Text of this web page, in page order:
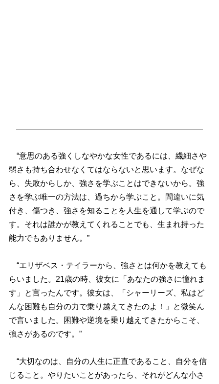
“意思のある強くしなやかな女性であるには、繊細さ
弱さも持ち合わせなくてはならないと思います。なぜな
ら、失敗からしか、強さを学ぶことはできないから。強
さを学ぶ唯一の方法は、過ちから学ぶこと。間違いに気
付き、傷つき、強さを知ることを人生を通して学ぶので
す。それは誰かが教えてくれることでも、生まれ持った
能力でもありません。”
“エリザベス・テイラーから、強さとは何かを教えても
らいました。21歳の時、彼女に「あなたの強さに憧れま
す」と言ったんです。彼女は、「シャーリーズ、私はど
んな困難も自分の力で乗り越えてきたのよ！」と微笑ん
で言いました。困難や逆境を乗り越えてきたからこそ、
強さがあるのです。”
“大切なのは、自分の人生に正直であること、自分を信
じること。やりたいことがあったら、それがどんな小さ